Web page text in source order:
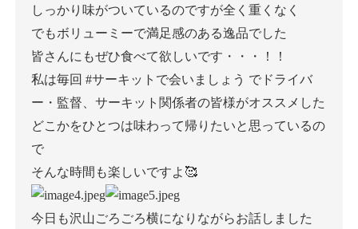
しっかり味がついているのですが全く重くなく
でもボリューミーで満足感のある逸品でした
皆さんにもぜひ食べて欲しいです・・・！！
私は毎回 #サーキットで会いましょう でドライバ
ー・監督、サーキット関係者の皆様がオススメした
どこかをひとつは味わって帰りたいと思っているの
で
そんな時間も楽しいですよ🥰
今日も沢山ごろごろ横になりながらお話しました